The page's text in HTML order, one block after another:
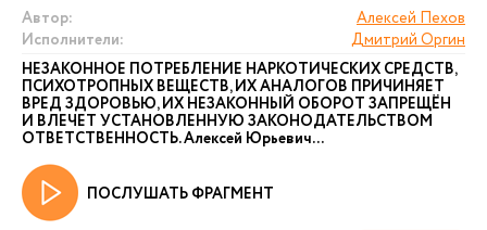
Автор:
Алексей Пехов
Исполнители:
Дмитрий Оргин
НЕЗАКОННОЕ ПОТРЕБЛЕНИЕ НАРКОТИЧЕСКИХ СРЕДСТВ,
ПСИХОТРОПНЫХ ВЕЩЕСТВ, ИХ АНАЛОГОВ ПРИЧИНЯЕТ
ВРЕД ЗДОРОВЬЮ, ИХ НЕЗАКОННЫЙ ОБОРОТ ЗАПРЕЩЁН
И ВЛЕЧЕТ УСТАНОВЛЕННУЮ ЗАКОНОДАТЕЛЬСТВОМ
ОТВЕТСТВЕННОСТЬ. Алексей Юрьевич...
ПОСЛУШАТЬ ФРАГМЕНТ